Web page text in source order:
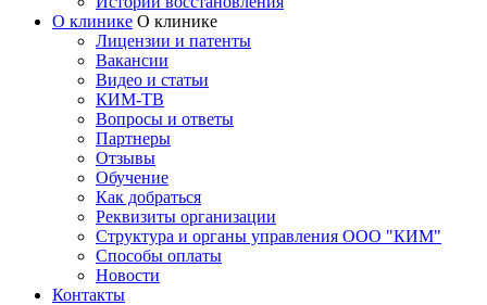
О клинике О клинике
Лицензии и патенты
Вакансии
Видео и статьи
КИМ-ТВ
Вопросы и ответы
Партнеры
Отзывы
Обучение
Как добраться
Реквизиты организации
Структура и органы управления ООО "КИМ"
Способы оплаты
Новости
Контакты